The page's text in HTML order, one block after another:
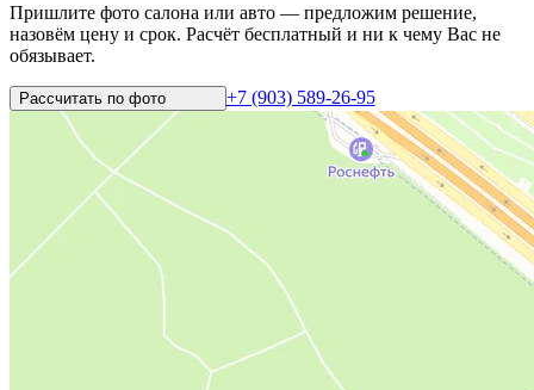
Пришлите фото салона или авто — предложим решение,
назовём цену и срок. Расчёт бесплатный и ни к чему Вас не
обязывает.
Рассчитать по фото +7 (903) 589-26-95